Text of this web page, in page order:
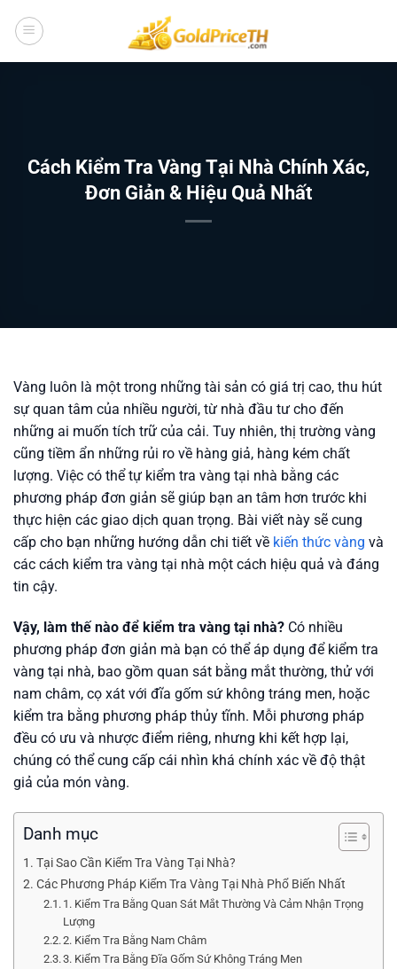
qua
Cách Kiểm Tra Vàng Tại Nhà Chính Xác,
Đơn Giản & Hiệu Quả Nhất
Vàng luôn là một trong những tài sản có giá trị cao, thu hút
sự quan tâm của nhiều người, từ nhà đầu tư cho đến
những ai muốn tích trữ của cải. Tuy nhiên, thị trường vàng
cũng tiềm ẩn những rủi ro về hàng giả, hàng kém chất
lượng. Việc có thể tự kiểm tra vàng tại nhà bằng các
phương pháp đơn giản sẽ giúp bạn an tâm hơn trước khi
thực hiện các giao dịch quan trọng. Bài viết này sẽ cung
cấp cho bạn những hướng dẫn chi tiết về kiến thức vàng và
các cách kiểm tra vàng tại nhà một cách hiệu quả và đáng
tin cậy.
Vậy, làm thế nào để kiểm tra vàng tại nhà? Có nhiều
phương pháp đơn giản mà bạn có thể áp dụng để kiểm tra
vàng tại nhà, bao gồm quan sát bằng mắt thường, thử với
nam châm, cọ xát với đĩa gốm sứ không tráng men, hoặc
kiểm tra bằng phương pháp thủy tĩnh. Mỗi phương pháp
đều có ưu và nhược điểm riêng, nhưng khi kết hợp lại,
chúng có thể cung cấp cái nhìn khá chính xác về độ thật
giả của món vàng.
Danh mục
Tại Sao Cần Kiểm Tra Vàng Tại Nhà?
Các Phương Pháp Kiểm Tra Vàng Tại Nhà Phổ Biến Nhất
1. Kiểm Tra Bằng Quan Sát Mắt Thường Và Cảm Nhận Trọng
Lượng
2. Kiểm Tra Bằng Nam Châm
3. Kiểm Tra Bằng Đĩa Gốm Sứ Không Tráng Men